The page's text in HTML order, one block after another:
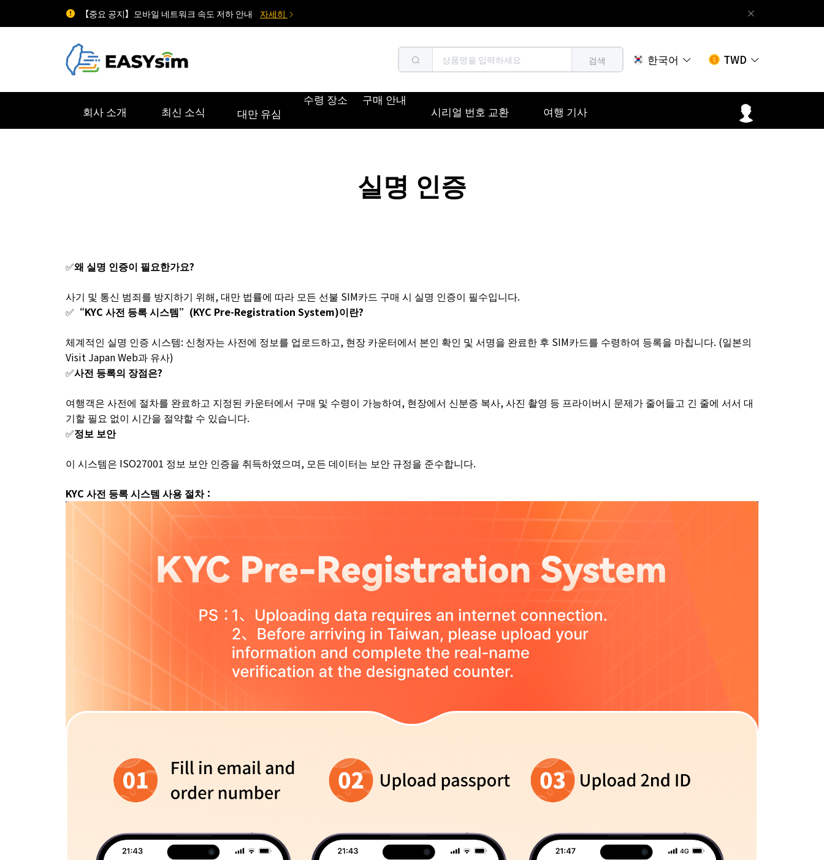
【중요 공지】모바일 네트워크 속도 저하 안내 자세히
검색 한국어 TWD
회사 소개 최신 소식 대만 유심
수령 장소 구매 안내
시리얼 번호 교환 여행 기사
실명 인증
✅왜 실명 인증이 필요한가요?
사기 및 통신 범죄를 방지하기 위해, 대만 법률에 따라 모든 선불 SIM카드 구매 시 실명 인증이 필수입니다.
✅ “KYC 사전 등록 시스템”(KYC Pre-Registration System)이란?
체계적인 실명 인증 시스템: 신청자는 사전에 정보를 업로드하고, 현장 카운터에서 본인 확인 및 서명을 완료한 후 SIM카드를 수령하여 등록을 마칩니다. (일본의
Visit Japan Web과 유사)
✅사전 등록의 장점은?
여행객은 사전에 절차를 완료하고 지정된 카운터에서 구매 및 수령이 가능하여, 현장에서 신분증 복사, 사진 촬영 등 프라이버시 문제가 줄어들고 긴 줄에 서서 대
기할 필요 없이 시간을 절약할 수 있습니다.
✅정보 보안
이 시스템은 ISO27001 정보 보안 인증을 취득하였으며, 모든 데이터는 보안 규정을 준수합니다.
KYC 사전 등록 시스템 사용 절차：